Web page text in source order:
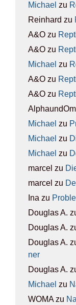
Michael zu
Reinhard zu
A&O zu
A&O zu
Michael zu
A&O zu
A&O zu
Michael zu
Michael zu
Michael zu
marcel zu
marcel zu
Ina zu
Douglas A.
Douglas A.
Douglas A.
ner
Douglas A.
Michael zu
WOMAzu